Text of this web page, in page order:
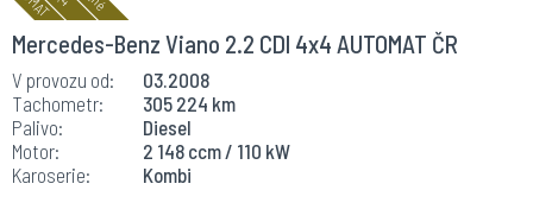
Mercedes-Benz Viano 2.2 CDI 4x4 AUTOMAT ČR
V provozu od:
03.2008
Tachometr:
305 224 km
Palivo:
Diesel
Motor:
2 148 ccm / 110 kW
Karoserie:
Kombi